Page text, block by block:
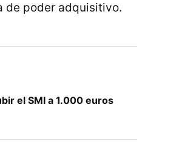
de poder adquisitivo.
el SMI a 1.000 euros